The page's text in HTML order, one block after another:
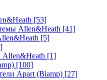
[53]
Allen&Heath [41]
[5]
Allen&Heath [1]
[100]
Apart (Biamp) [27]